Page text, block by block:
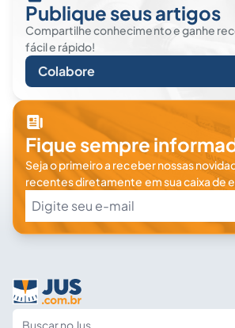
Publique seus artigos
Compartilhe conhecimento e ganhe
fácil e rápido!
Colabore
Fique sempre
Seja o primeiro a receber nossas
recentes diretamente em sua caixa de